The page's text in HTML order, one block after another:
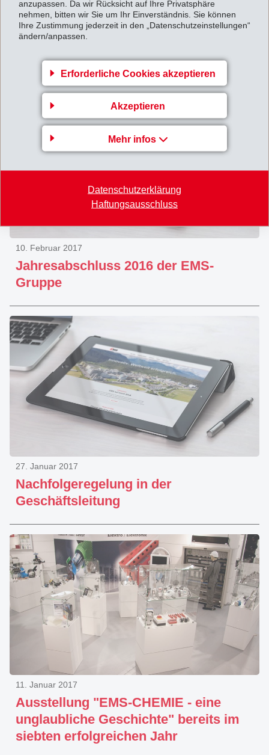
anzupassen. Da wir Rücksicht auf Ihre Privatsphäre
nehmen, bitten wir Sie um Ihr Einverständnis. Sie können
Ihre Zustimmung jederzeit in den „Datenschutzeinstellungen“
ändern/anpassen.
Erforderliche Cookies akzeptieren
Akzeptieren
Mehr infos
Datenschutzerklärung
Haftungsausschluss
Sekundarschüler aus Stampa sind
Ausstellung
21. März 2017
Jahresabschluss 2016 der EMS-
Gruppe
10. Februar 2017
Nachfolgeregelung in der
Geschäftsleitung
27. Januar 2017
Ausstellung "EMS-CHEMIE - eine
unglaubliche Geschichte" bereits im
siebten erfolgreichen Jahr
11. Januar 2017